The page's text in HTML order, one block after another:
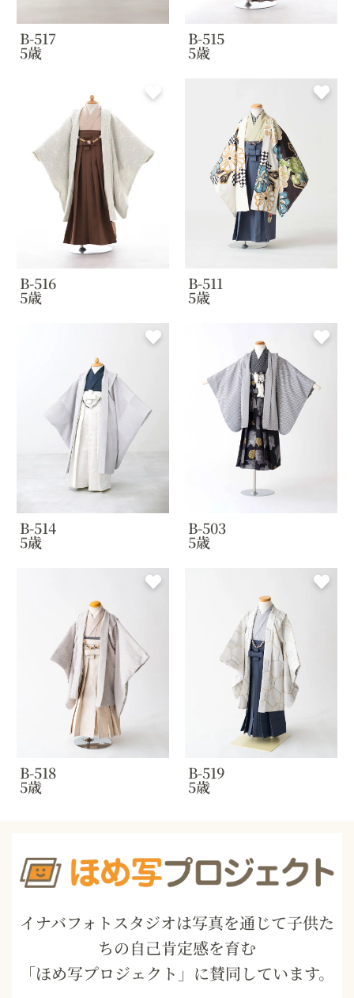
B-517
5歳
B-515
5歳
B-516
5歳
B-511
5歳
B-514
5歳
B-503
5歳
B-518
5歳
B-519
5歳
イナバフォトスタジオは写真を通じて子供た
ちの自己肯定感を育む
「ほめ写プロジェクト」に賛同しています。